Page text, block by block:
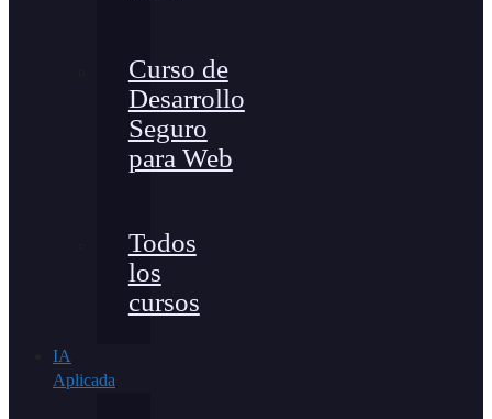
Curso de
Desarrollo
Seguro
para Web
Todos
los
cursos
IA
Aplicada